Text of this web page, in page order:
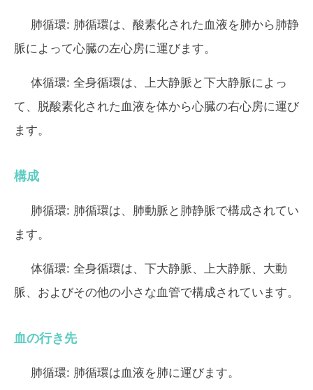
肺循環: 肺循環は、酸素化された血液を肺から肺静
脈によって心臓の左心房に運びます。
体循環: 全身循環は、上大静脈と下大静脈によっ
て、脱酸素化された血液を体から心臓の右心房に運び
ます。
構成
肺循環: 肺循環は、肺動脈と肺静脈で構成されてい
ます。
体循環: 全身循環は、下大静脈、上大静脈、大動
脈、およびその他の小さな血管で構成されています。
血の行き先
肺循環: 肺循環は血液を肺に運びます。